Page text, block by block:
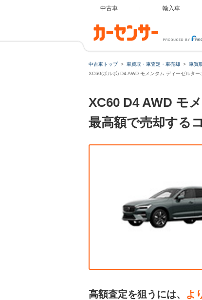
中古車 輸入車
中古車トップ 車買取・車査定・車売却 車買
XC60(ボルボ) D4 AWD モメンタム ディーゼルター
XC60 D4 AWD モ
最高額で売却する
高額査定を狙うには、 よ